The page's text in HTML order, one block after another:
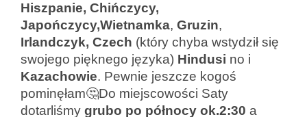
Hiszpanie, Chińczycy,
Japończycy,Wietnamka, Gruzin,
Irlandczyk, Czech (który chyba wstydził się
swojego pięknego języka) Hindusi no i
Kazachowie. Pewnie jeszcze kogoś
pominęłam🤔Do miejscowości Saty
dotarliśmy grubo po północy ok.2:30 a